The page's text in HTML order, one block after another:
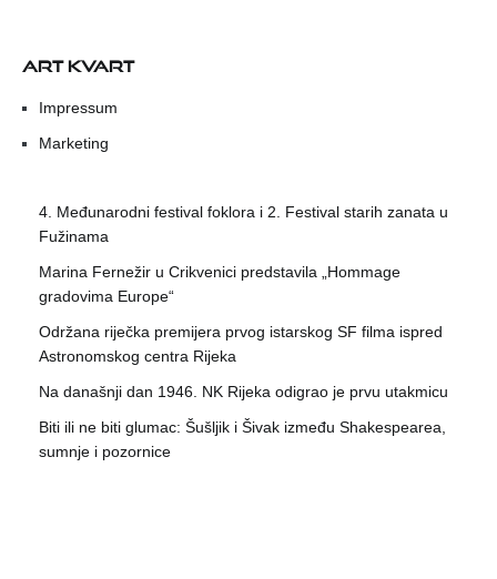
ART KVART
Impressum
Marketing
4. Međunarodni festival foklora i 2. Festival starih zanata u
Fužinama
Marina Fernežir u Crikvenici predstavila „Hommage
gradovima Europe“
Održana riječka premijera prvog istarskog SF filma ispred
Astronomskog centra Rijeka
Na današnji dan 1946. NK Rijeka odigrao je prvu utakmicu
Biti ili ne biti glumac: Šušljik i Šivak između Shakespearea,
sumnje i pozornice